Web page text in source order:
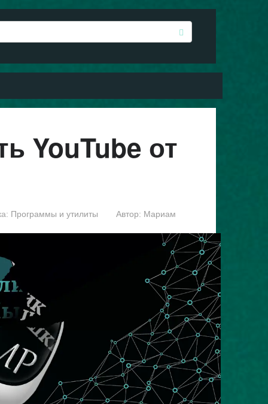
YouTube от
Программы и утилиты Автор: Мариам